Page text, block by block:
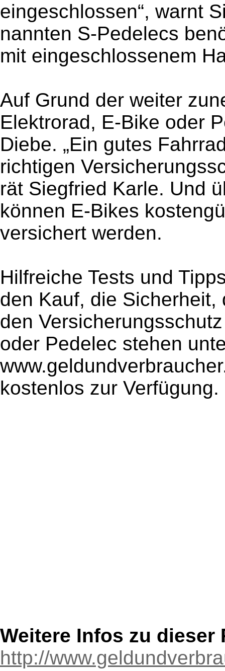
eingeschlossen“, warnt
nannten S-Pedelecs
mit eingeschlossenem
Auf Grund der weiter
Elektrorad, E-Bike oder
Diebe. „Ein gutes
richtigen
rät Siegfried Karle. Und
können E-Bikes
versichert werden.
Hilfreiche Tests und
den Kauf, die
den
oder Pedelec stehen
kostenlos zur Verfügung.
Weitere Infos zu dieser
http://